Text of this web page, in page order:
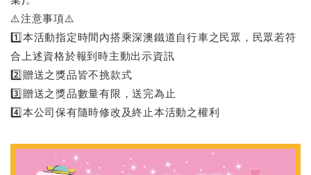
⚠️注意事項⚠️
1️⃣本活動指定時間內搭乘深澳鐵道自行車之民眾，民眾若符
合上述資格於報到時主動出示資訊
2️⃣贈送之獎品皆不挑款式
3️⃣贈送之獎品數量有限，送完為止
4️⃣本公司保有隨時修改及終止本活動之權利